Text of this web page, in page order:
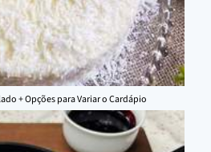
+ Opções para Variar o Cardápio